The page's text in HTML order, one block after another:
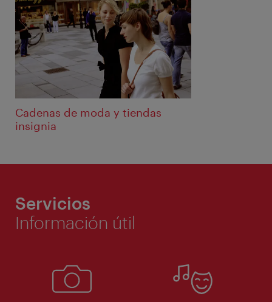
Cadenas de moda y tiendas
insignia
Servicios
Información útil